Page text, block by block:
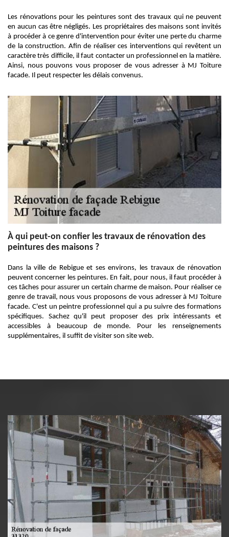
Les rénovations pour les peintures sont des travaux qui ne peuvent
en aucun cas être négligés. Les propriétaires des maisons sont invités
à procéder à ce genre d'intervention pour éviter une perte du charme
de la construction. Afin de réaliser ces interventions qui revêtent un
caractère très difficile, il faut contacter un professionnel en la matière.
Ainsi, nous pouvons vous proposer de vous adresser à MJ Toiture
facade. Il peut respecter les délais convenus.
À qui peut-on confier les travaux de rénovation des
peintures des maisons ?
Dans la ville de Rebigue et ses environs, les travaux de rénovation
peuvent concerner les peintures. En fait, pour nous, il faut procéder à
ces tâches pour assurer un certain charme de maison. Pour réaliser ce
genre de travail, nous vous proposons de vous adresser à MJ Toiture
facade. C'est un peintre professionnel qui a pu suivre des formations
spécifiques. Sachez qu'il peut proposer des prix intéressants et
accessibles à beaucoup de monde. Pour les renseignements
supplémentaires, il suffit de visiter son site web.